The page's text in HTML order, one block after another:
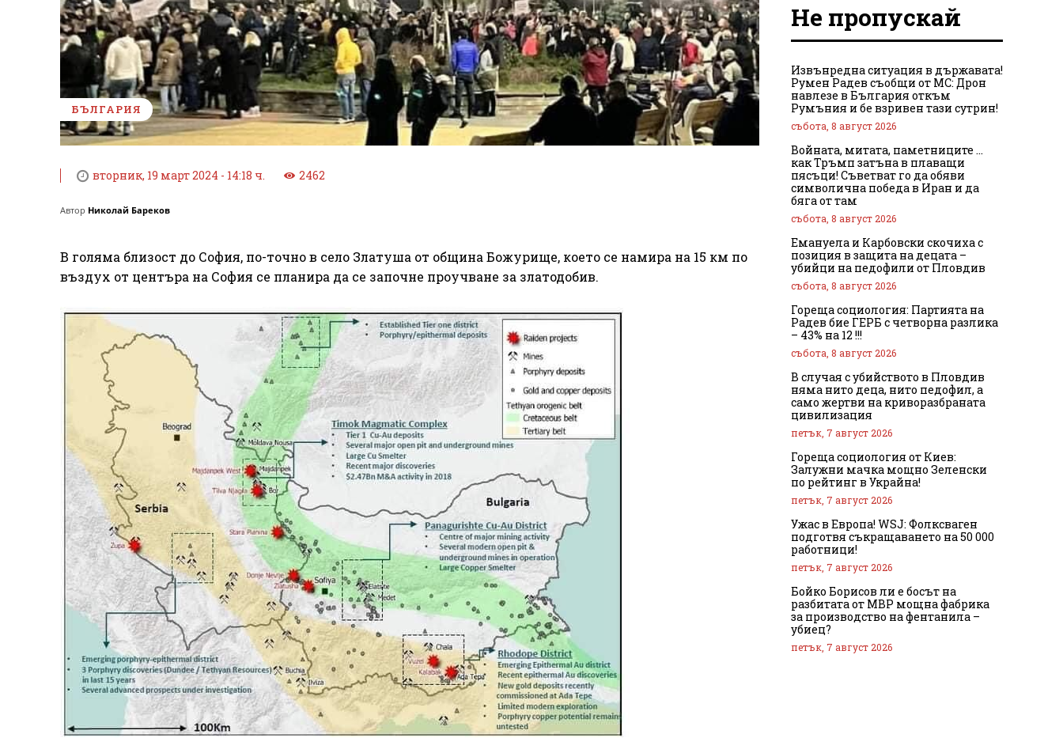
БЪЛГАРИЯ
вторник, 19 март 2024 - 14:18 ч. 2462
Автор Николай Бареков
В голяма близост до София, по-точно в село Златуша от община Божурище, което се намира на 15 км по
въздух от центъра на София се планира да се започне проучване за златодобив.
Не пропускай
Извънредна ситуация в държавата!
Румен Радев съобщи от МС: Дрон
навлезе в България откъм
Румъния и бе взривен тази сутрин!
събота, 8 август 2026
Войната, митата, паметниците …
как Тръмп затъна в плаващи
пясъци! Съветват го да обяви
символична победа в Иран и да
бяга от там
събота, 8 август 2026
Емануела и Карбовски скочиха с
позиция в защита на децата –
убийци на педофили от Пловдив
събота, 8 август 2026
Гореща социология: Партията на
Радев бие ГЕРБ с четворна разлика
– 43% на 12 !!!
събота, 8 август 2026
В случая с убийството в Пловдив
няма нито деца, нито педофил, а
само жертви на криворазбраната
цивилизация
петък, 7 август 2026
Гореща социология от Киев:
Залужни мачка мощно Зеленски
по рейтинг в Украйна!
петък, 7 август 2026
Ужас в Европа! WSJ: Фолксваген
подготвя съкращаването на 50 000
работници!
петък, 7 август 2026
Бойко Борисов ли е босът на
разбитата от МВР мощна фабрика
за производство на фентанила –
убиец?
петък, 7 август 2026